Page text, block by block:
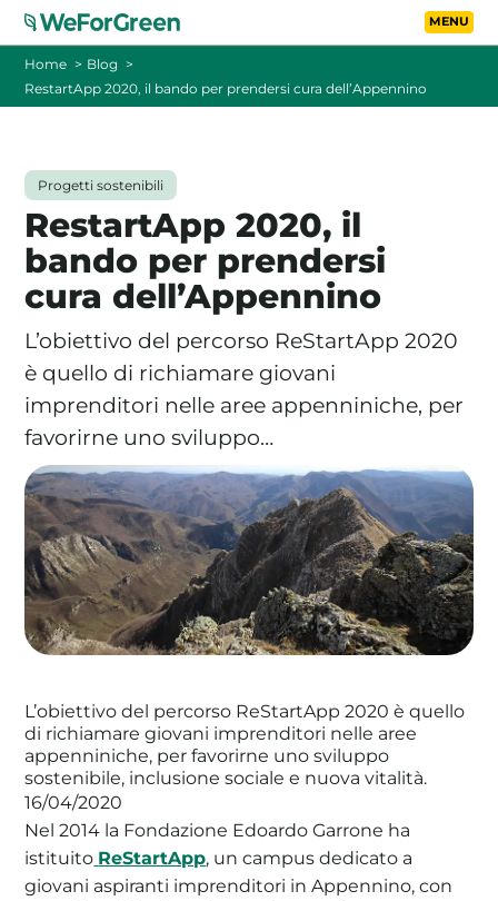
Vai al contenuto
La tua cooperativa energetica sostenibile
Area Soci|Aderisci a WeForGreen
TARIFFE
FOTOVOLTAICO A DISTANZA
FAQ
CONTATTI
PASSA A WEFORGREEN
Home
Blog
RestartApp 2020, il bando per prendersi cura dell’Appennino
Progetti sostenibili
RestartApp 2020, il
bando per prendersi
cura dell’Appennino
L’obiettivo del percorso ReStartApp 2020
è quello di richiamare giovani
imprenditori nelle aree appenniniche, per
favorirne uno sviluppo…
L’obiettivo del percorso ReStartApp 2020 è quello
di richiamare giovani imprenditori nelle aree
appenniniche, per favorirne uno sviluppo
sostenibile, inclusione sociale e nuova vitalità.
16/04/2020
Nel 2014 la Fondazione Edoardo Garrone ha
istituito ReStartApp, un campus dedicato a
giovani aspiranti imprenditori in Appennino, con